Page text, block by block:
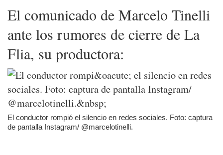
El comunicado de Marcelo Tinelli
ante los rumores de cierre de La
Flia, su productora:
El conductor rompió el silencio en redes sociales. Foto: captura
de pantalla Instagram/ @marcelotinelli.